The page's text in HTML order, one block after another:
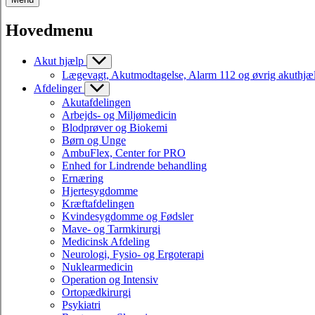
Hovedmenu
Akut hjælp
Lægevagt, Akutmodtagelse, Alarm 112 og øvrig
Afdelinger
Akutafdelingen
Arbejds- og Miljømedicin
Blodprøver og Biokemi
Børn og Unge
AmbuFlex, Center for PRO
Enhed for Lindrende behandling
Ernæring
Hjertesygdomme
Kræftafdelingen
Kvindesygdomme og Fødsler
Mave- og Tarmkirurgi
Medicinsk Afdeling
Neurologi, Fysio- og Ergoterapi
Nuklearmedicin
Operation og Intensiv
Ortopædkirurgi
Psykiatri